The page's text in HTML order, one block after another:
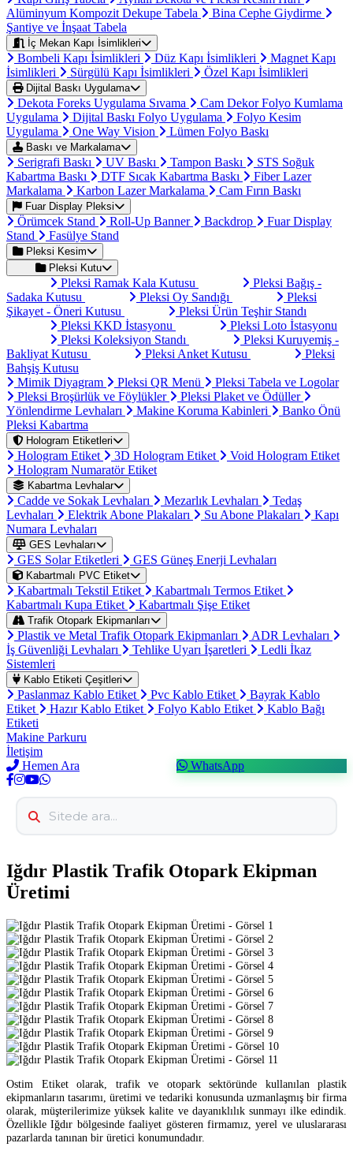
Alüminyum Kompozit Dekupe Tabela
Bina Cephe Giydirme
Şantiye ve İnşaat Tabela
İç Mekan Kapı İsimlikleri
Bombeli Kapı İsimlikleri Düz Kapı İsimlikleri
Magnet Kapı
İsimlikleri
Sürgülü Kapı İsimlikleri Özel Kapı İsimlikleri
Dijital Baskı Uygulama
Dekota Foreks Uygulama Sıvama
Cam Dekor Folyo Kumlama
Uygulama
Dijital Baskı Folyo Uygulama
Folyo Kesim
Uygulama
One Way Vision Lümen Folyo Baskı
Baskı ve Markalama
Serigrafi Baskı UV Baskı Tampon Baskı
STS Soğuk
Kabartma Baskı
DTF Sıcak Kabartma Baskı
Fiber Lazer
Markalama
Karbon Lazer Markalama Cam Fırın Baskı
Fuar Display Pleksi
Örümcek Stand Roll-Up Banner Backdrop
Fuar Display
Stand
Fasülye Stand
Pleksi Kesim
Pleksi Kutu
Pleksi Ramak Kala Kutusu
Pleksi Bağış -
Sadaka Kutusu
Pleksi Oy Sandığı
Pleksi
Şikayet - Öneri Kutusu
Pleksi Ürün Teşhir Standı
Pleksi KKD İstasyonu
Pleksi Loto İstasyonu
Pleksi Koleksiyon Standı
Pleksi Kuruyemiş -
Bakliyat Kutusu
Pleksi Anket Kutusu
Pleksi
Bahşiş Kutusu
Mimik Diyagram
Pleksi QR Menü
Pleksi Tabela ve Logolar
Pleksi Broşürlük ve Föylükler
Pleksi Plaket ve Ödüller
Yönlendirme Levhaları
Makine Koruma Kabinleri
Banko Önü
Pleksi Kabartma
Hologram Etiketleri
Hologram Etiket 3D Hologram Etiket
Void Hologram Etiket
Hologram Numaratör Etiket
Kabartma Levhalar
Cadde ve Sokak Levhaları Mezarlık Levhaları
Tedaş
Levhaları
Elektrik Abone Plakaları Su Abone Plakaları
Kapı
Numara Levhaları
GES Levhaları
GES Solar Etiketleri GES Güneş Enerji Levhaları
Kabartmalı PVC Etiket
Kabartmalı Tekstil Etiket
Kabartmalı Termos Etiket
Kabartmalı Kupa Etiket
Kabartmalı Şişe Etiket
Trafik Otopark Ekipmanları
Plastik ve Metal Trafik Otopark Ekipmanları
ADR Levhaları
İş Güvenliği Levhaları
Tehlike Uyarı İşaretleri
Ledli İkaz
Sistemleri
Kablo Etiketi Çeşitleri
Paslanmaz Kablo Etiket Pvc Kablo Etiket
Bayrak Kablo
Etiket
Hazır Kablo Etiket Folyo Kablo Etiket
Kablo Bağı
Etiketi
Makine Parkuru
İletişim
Hemen Ara
WhatsApp
Iğdır Plastik Trafik Otopark Ekipman
Üretimi
Ostim Etiket olarak, trafik ve otopark sektöründe kullanılan plastik
ekipmanların tasarımı, üretimi ve tedariki konusunda uzmanlaşmış bir firma
olarak, müşterilerimize yüksek kalite ve dayanıklılık sunmayı ilke edindik.
Özellikle Iğdır bölgesinde faaliyet gösteren firmamız, yerel ve uluslararası
pazarlarda tanınan bir üretici konumundadır.